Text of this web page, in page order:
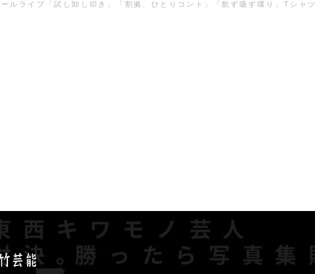
ルライブ「試し卸し叩き」「割拠、ひとりコント」「飲ず吸ず喋り」Tシャ